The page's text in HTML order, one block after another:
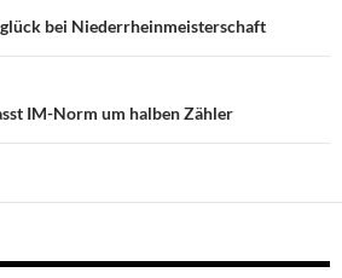
bei Niederrheinmeisterschaft
IM-Norm um halben Zähler